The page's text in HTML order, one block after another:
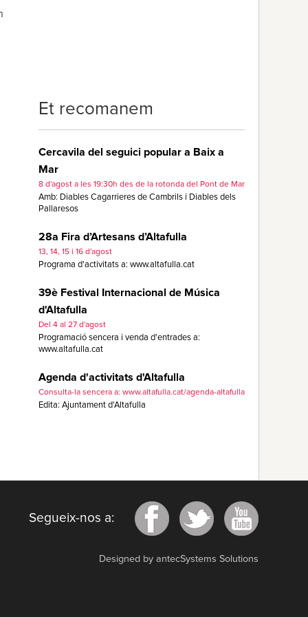
Et recomanem
Cercavila del seguici popular a Baix a
Mar
8 d'agost a les 19:30h des de la rotonda del Pont de Mar
Amb: Diables Cagarrieres de Cambrils i Diables dels
Pallaresos
28a Fira d’Artesans d’Altafulla
13, 14, 15 i 16 d'agost
Programa d'activitats a: www.altafulla.cat
39è Festival Internacional de Música
d'Altafulla
Del 4 al 27 d'agost
Programació sencera i venda d'entrades a:
www.altafulla.cat
Agenda d'activitats d'Altafulla
Consulta-la sencera a: www.altafulla.cat/agenda-altafulla
Edita: Ajuntament d'Altafulla
Segueix-nos a:
Designed by antecSystems Solutions